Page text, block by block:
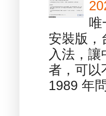
唯
安裝版，
入法，
者，可以
1989 年